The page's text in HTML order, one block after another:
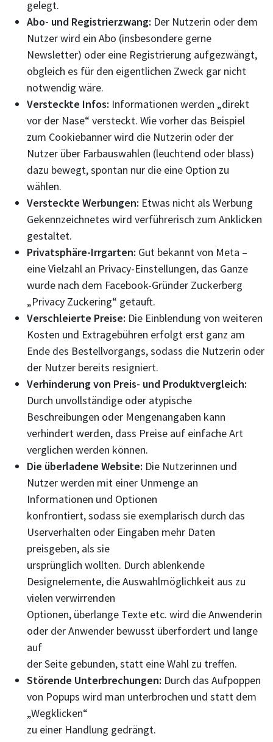
gelegt.
Abo- und Registrierzwang: Der Nutzerin oder dem
Nutzer wird ein Abo (insbesondere gerne
Newsletter) oder eine Registrierung aufgezwängt,
obgleich es für den eigentlichen Zweck gar nicht
notwendig wäre.
Versteckte Infos: Informationen werden „direkt
vor der Nase“ versteckt. Wie vorher das Beispiel
zum Cookiebanner wird die Nutzerin oder der
Nutzer über Farbauswahlen (leuchtend oder blass)
dazu bewegt, spontan nur die eine Option zu
wählen.
Versteckte Werbungen: Etwas nicht als Werbung
Gekennzeichnetes wird verführerisch zum Anklicken
gestaltet.
Privatsphäre-Irrgarten: Gut bekannt von Meta –
eine Vielzahl an Privacy-Einstellungen, das Ganze
wurde nach dem Facebook-Gründer Zuckerberg
„Privacy Zuckering“ getauft.
Verschleierte Preise: Die Einblendung von weiteren
Kosten und Extragebühren erfolgt erst ganz am
Ende des Bestellvorgangs, sodass die Nutzerin oder
der Nutzer bereits resigniert.
Verhinderung von Preis- und Produktvergleich:
Durch unvollständige oder atypische
Beschreibungen oder Mengenangaben kann
verhindert werden, dass Preise auf einfache Art
verglichen werden können.
Die überladene Website: Die Nutzerinnen und
Nutzer werden mit einer Unmenge an
Informationen und Optionen
konfrontiert, sodass sie exemplarisch durch das
Userverhalten oder Eingaben mehr Daten
preisgeben, als sie
ursprünglich wollten. Durch ablenkende
Designelemente, die Auswahlmöglichkeit aus zu
vielen verwirrenden
Optionen, überlange Texte etc. wird die Anwenderin
oder der Anwender bewusst überfordert und lange
auf
der Seite gebunden, statt eine Wahl zu treffen.
Störende Unterbrechungen: Durch das Aufpoppen
von Popups wird man unterbrochen und statt dem
„Wegklicken“
zu einer Handlung gedrängt.